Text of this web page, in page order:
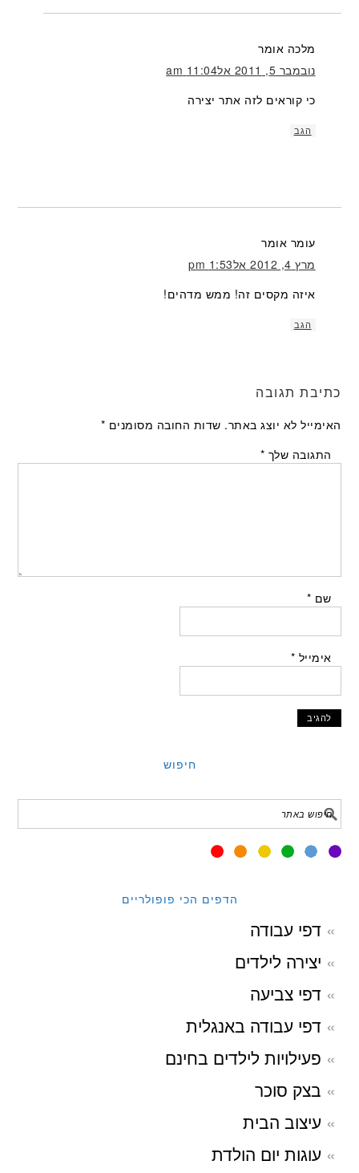
מלכה אומר
נובמבר 5, 2011 אל11:04 am
כי קוראים לזה אתר יצירה
הגב
עומר אומר
מרץ 4, 2012 אל1:53 pm
איזה מקסים זה! ממש מדהים!
הגב
כתיבת תגובה
האימייל לא יוצג באתר. שדות החובה מסומנים *
התגובה שלך *
שם *
אימייל *
חיפוש
הדפים הכי פופולריים
דפי עבודה
יצירה לילדים
דפי צביעה
דפי עבודה באנגלית
פעילויות לילדים בחינם
בצק סוכר
עיצוב הבית
עוגות יום הולדת